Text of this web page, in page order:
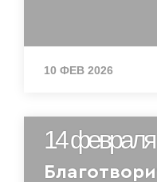
10 ФЕВ 2026
14 февраля